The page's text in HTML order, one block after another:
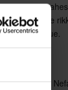
mis
nõue.
isikute
sisu eest.